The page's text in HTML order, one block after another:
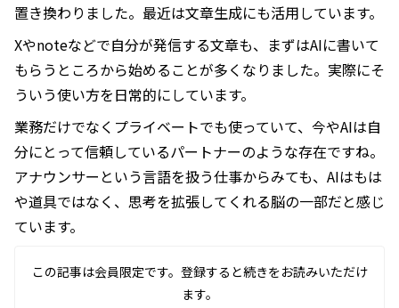
置き換わりました。最近は文章生成にも活用しています。
Xやnoteなどで自分が発信する文章も、まずはAIに書いて
もらうところから始めることが多くなりました。実際にそ
ういう使い方を日常的にしています。
業務だけでなくプライベートでも使っていて、今やAIは自
分にとって信頼しているパートナーのような存在ですね。
アナウンサーという言語を扱う仕事からみても、AIはもは
や道具ではなく、思考を拡張してくれる脳の一部だと感じ
ています。
この記事は会員限定です。登録すると続きをお読みいただけ
ます。